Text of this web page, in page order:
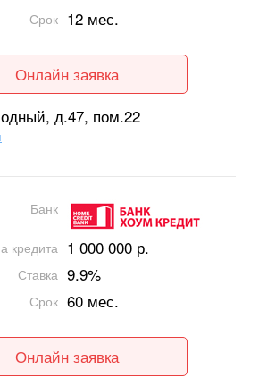
Срок 12 мес.
Онлайн заявка
д.47, пом.22
Банк
кредита 1 000 000 р.
Ставка 9.9%
Срок 60 мес.
Онлайн заявка